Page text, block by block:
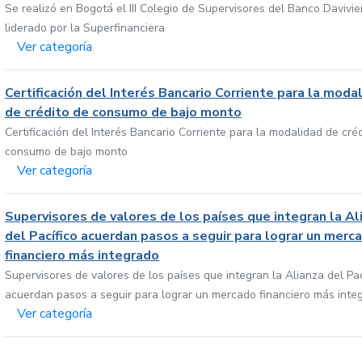
Se realizó en Bogotá el III Colegio de Supervisores del Banco
liderado por la Superfinanciera
Ver categoría
Certificación del Interés Bancario Corriente para la
de crédito de consumo de bajo monto
Certificación del Interés Bancario Corriente para la modalidad de
consumo de bajo monto
Ver categoría
Supervisores de valores de los países que integran la
del Pacífico acuerdan pasos a seguir para lograr un
financiero más integrado
Supervisores de valores de los países que integran la Alianza del
acuerdan pasos a seguir para lograr un mercado financiero más
Ver categoría